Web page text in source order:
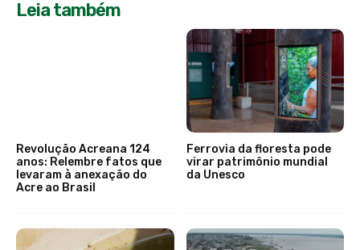
Leia também
Revolução Acreana 124
anos: Relembre fatos que
levaram à anexação do
Acre ao Brasil
Ferrovia da floresta pode
virar patrimônio mundial
da Unesco